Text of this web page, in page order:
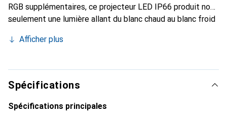
RGB supplémentaires, ce projecteur LED IP66 produit non
seulement une lumière allant du blanc chaud au blanc froid
Afficher plus
Spécifications
Spécifications principales